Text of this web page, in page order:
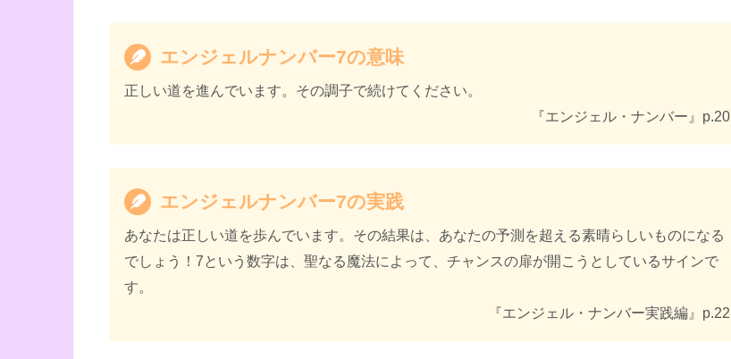
エンジェルナンバー7の意味
正しい道を進んでいます。その調子で続けてください。
『エンジェル・ナンバー』p.20
エンジェルナンバー7の実践
あなたは正しい道を歩んでいます。その結果は、あなたの予測を超える素晴らしいものになる
でしょう！7という数字は、聖なる魔法によって、チャンスの扉が開こうとしているサインで
す。
『エンジェル・ナンバー実践編』p.22